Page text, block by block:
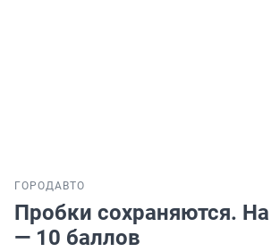
ГОРОДАВТО
Пробки сохраняются.
— 10 баллов